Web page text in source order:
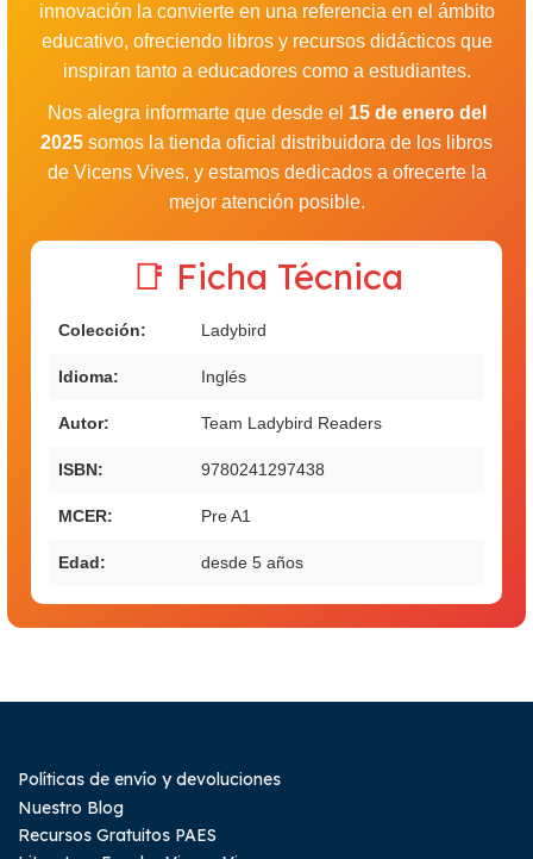
innovación la convierte en una referencia en el ámbito
educativo, ofreciendo libros y recursos didácticos que
inspiran tanto a educadores como a estudiantes.
Nos alegra informarte que desde el 15 de enero del
2025 somos la tienda oficial distribuidora de los libros
de Vicens Vives, y estamos dedicados a ofrecerte la
mejor atención posible.
📑 Ficha Técnica
Colección: Ladybird
Idioma: Inglés
Autor: Team Ladybird Readers
ISBN: 9780241297438
MCER: Pre A1
Edad: desde 5 años
Políticas de envío y devoluciones
Nuestro Blog
Recursos Gratuitos PAES